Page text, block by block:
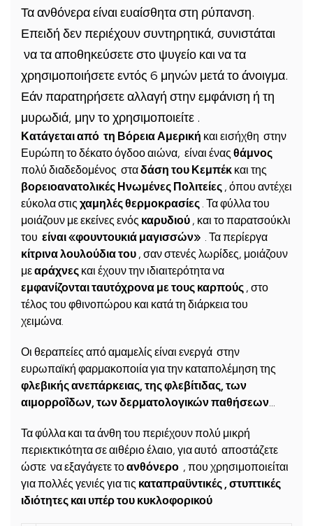
Τα ανθόνερα είναι ευαίσθητα στη ρύπανση.
Επειδή δεν περιέχουν συντηρητικά, συνιστάται
να τα αποθηκεύσετε στο ψυγείο και να τα
χρησιμοποιήσετε εντός 6 μηνών μετά το άνοιγμα.
Εάν παρατηρήσετε αλλαγή στην εμφάνιση ή τη
μυρωδιά, μην το χρησιμοποιείτε .
Κατάγεται από τη Βόρεια Αμερική και εισήχθη στην
Ευρώπη το δέκατο όγδοο αιώνα, είναι έναςθάμνος
πολύ διαδεδομένος σταδάση του Κεμπέκκαι της
βορειοανατολικές Ηνωμένες Πολιτείες, όπου αντέχει
εύκολα στιςχαμηλές θερμοκρασίες. Τα φύλλα του
μοιάζουν με εκείνες ενός καρυδιού, και το παρατσούκλι
του είναι «φουντουκιά μαγισσών» . Τα περίεργα
κίτρινα λουλούδια του, σαν στενές λωρίδες, μοιάζουν
μεαράχνεςκαι έχουν την ιδιαιτερότητα να
εμφανίζονται ταυτόχρονα με τους καρπούς, στο
τέλος του φθινοπώρου και κατά τη διάρκεια του
χειμώνα.
Οι θεραπείες από αμαμελίς είναι ενεργά στην
ευρωπαϊκή φαρμακοποιία για την καταπολέμηση της
φλεβικής ανεπάρκειας, της φλεβίτιδας, των
αιμορροΐδων, των δερματολογικών παθήσεων…
Τα φύλλα και τα άνθη του περιέχουν πολύ μικρή
περιεκτικότητα σε αιθέριο έλαιο, για αυτό αποστάζετε
ώστε να εξαγάγετε τοανθόνερο , που χρησιμοποιείται
για πολλές γενιές για τις καταπραϋντικές , στυπτικές
ιδιότητες και υπέρ του κυκλοφορικού